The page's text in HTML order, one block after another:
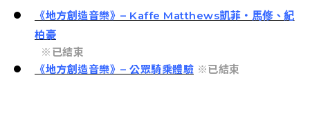
《地方創造音樂》– Kaffe Matthews凱菲・馬修、紀
柏豪
※已結束
《地方創造音樂》– 公眾騎乘體驗 ※已結束